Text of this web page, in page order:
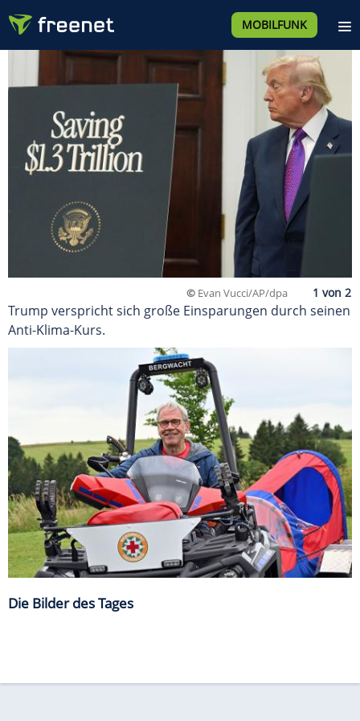
MOBILFUNK
© Evan Vucci/AP/dpa
Trump verspricht sich große Einsparungen durch seinen
Anti-Klima-Kurs.
Die Bilder des Tages